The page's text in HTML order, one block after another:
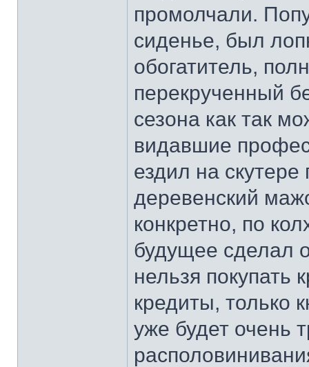
промолчали.
сиденье, был
обогатитель,
перекрученный
сезона как так
видавшие
ездил на
деревенский
конкретно, по
будущее сделал
нельзя покупать
кредиты, только
уже будет очень